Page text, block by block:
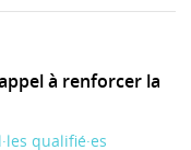
à renforcer la
qualifié·es